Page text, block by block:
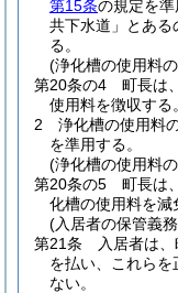
第15条の規定を準
共下水道」とある
る。
(浄化槽の使用料
第20条の4
町長は
使用料を徴収する。
2
浄化槽の使用料
を準用する。
(浄化槽の使用料
第20条の5
町長は
化槽の使用料を減
(入居者の保管義
第21条
入居者は
を払い、これら
ない。